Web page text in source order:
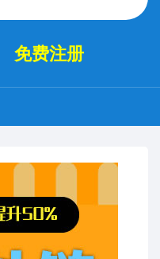
免费注册